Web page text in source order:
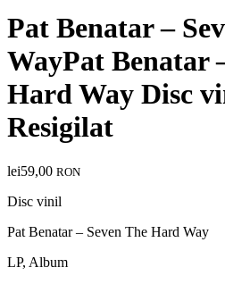
Pat Benatar –
WayPat Benatar
Hard Way Disc
Resigilat
lei59,00 RON
Disc vinil
Pat Benatar – Seven The Hard Way
LP, Album